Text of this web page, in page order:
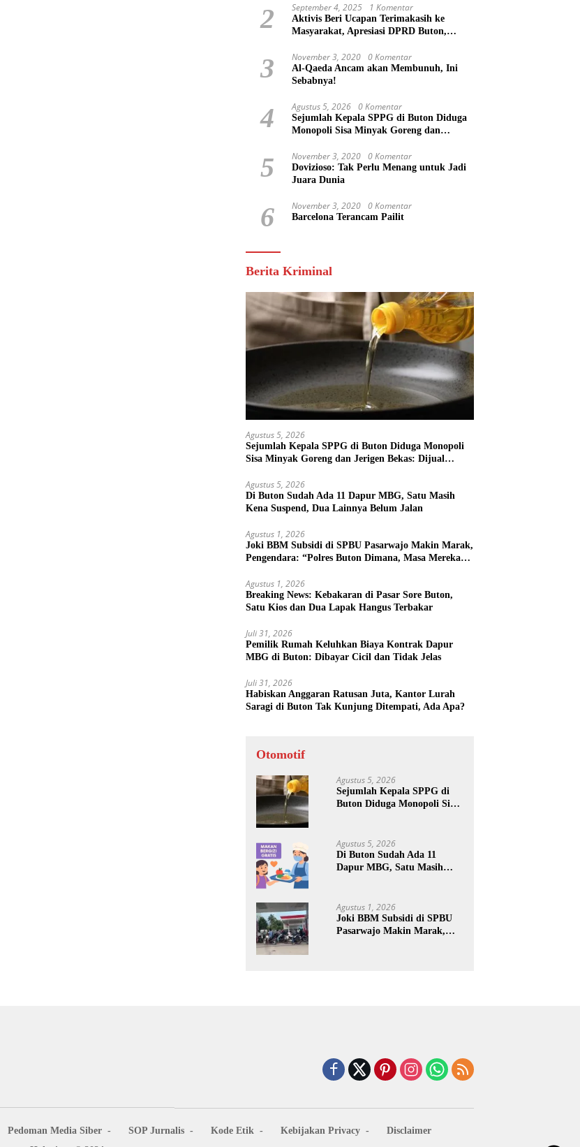
Capai Rp 100 Juta Lebih
2 September 4, 2025 1 Komentar
Aktivis Beri Ucapan Terimakasih ke
Masyarakat, Apresiasi DPRD Buton,
3 November 3, 2020 0 Komentar
Al-Qaeda Ancam akan Membunuh, Ini
Sebabnya!
4 Agustus 5, 2026 0 Komentar
Sejumlah Kepala SPPG di Buton Diduga
Monopoli Sisa Minyak Goreng dan
Pribadi
5 November 3, 2020 0 Komentar
Dovizioso: Tak Perlu Menang untuk Jadi
Juara Dunia
6 November 3, 2020 0 Komentar
Barcelona Terancam Pailit
Berita Kriminal
Agustus 5, 2026
Sejumlah Kepala SPPG di Buton Diduga Monopoli
Sisa Minyak Goreng dan Jerigen Bekas: Dijual
Agustus 5, 2026
Di Buton Sudah Ada 11 Dapur MBG, Satu Masih
Kena Suspend, Dua Lainnya Belum Jalan
Agustus 1, 2026
Joki BBM Subsidi di SPBU Pasarwajo Makin Marak,
Pengendara: “Polres Buton Dimana, Masa Mereka
Agustus 1, 2026
Breaking News: Kebakaran di Pasar Sore Buton,
Satu Kios dan Dua Lapak Hangus Terbakar
Juli 31, 2026
Pemilik Rumah Keluhkan Biaya Kontrak Dapur
MBG di Buton: Dibayar Cicil dan Tidak Jelas
Juli 31, 2026
Habiskan Anggaran Ratusan Juta, Kantor Lurah
Saragi di Buton Tak Kunjung Ditempati, Ada Apa?
Otomotif
Agustus 5, 2026
Sejumlah Kepala SPPG di
Buton Diduga Monopoli Sisa
Keuntungan Pribadi
Agustus 5, 2026
Di Buton Sudah Ada 11
Dapur MBG, Satu Masih
Agustus 1, 2026
Joki BBM Subsidi di SPBU
Pasarwajo Makin Marak,
Pedoman Media Siber SOP Jurnalis Kode Etik Kebijakan Privacy
Disclaimer